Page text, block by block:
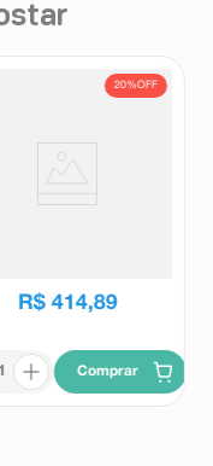
20%OFF
R$ 414,89
Comprar